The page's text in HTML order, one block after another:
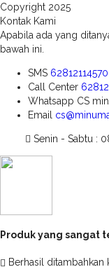
Copyright 2025
Kontak Kami
Apabila ada yang
bawah ini.
SMS
Call Center
Whatsapp CS
Email
Senin - Sabtu :
Produk yang sangat
Berhasil ditambahkan